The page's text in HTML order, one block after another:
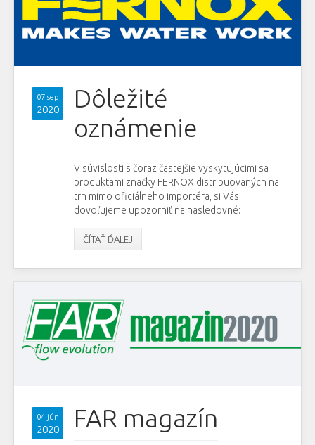
07 sep
2020
Dôležité
oznámenie
V súvislosti s čoraz častejšie vyskytujúcimi sa
produktami značky FERNOX distribuovaných na
trh mimo oficiálneho importéra, si Vás
dovoľujeme upozorniť na nasledovné:
ČÍTAŤ ĎALEJ
04 jún
2020 FAR magazín